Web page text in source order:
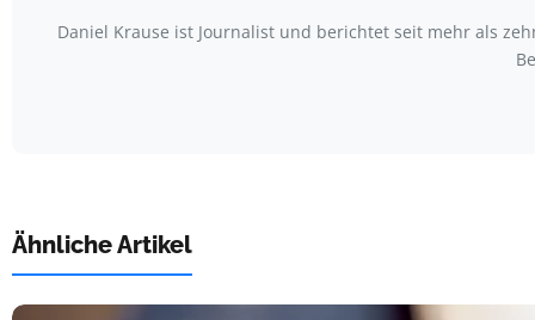
Daniel Krause ist Journalist und berichtet seit mehr als
Ähnliche Artikel